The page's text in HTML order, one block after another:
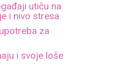
utiču na
i nivo stresa
za
i svoje loše